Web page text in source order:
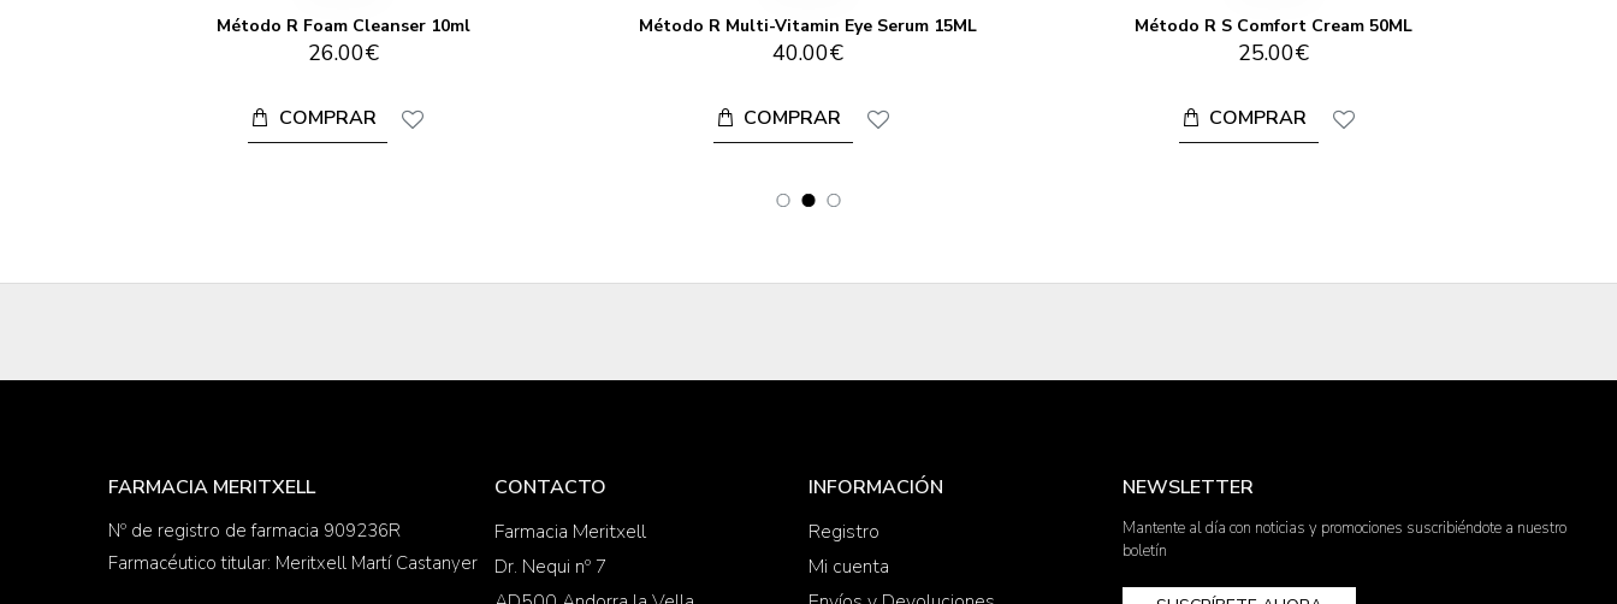
Método R Foam Cleanser 10ml
26.00€
COMPRAR
Método R Multi-Vitamin Eye Serum 15ML
40.00€
COMPRAR
Método R S Comfort Cream 50ML
25.00€
COMPRAR
FARMACIA MERITXELL
Nº de registro de farmacia 909236R
Farmacéutico titular: Meritxell Martí Castanyer
CONTACTO
Farmacia Meritxell
Dr. Nequi nº 7
INFORMACIÓN
Registro
Mi cuenta
NEWSLETTER
Mantente al día con noticias y promociones suscribiéndote a nuestro
boletín